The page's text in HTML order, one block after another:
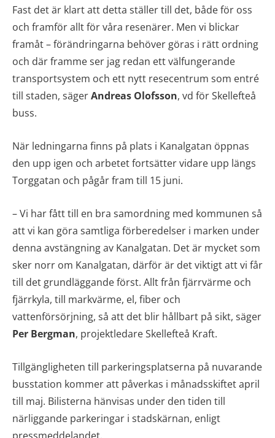
Fast det är klart att detta ställer till det, både för oss
och framför allt för våra resenärer. Men vi blickar
framåt – förändringarna behöver göras i rätt ordning
och där framme ser jag redan ett välfungerande
transportsystem och ett nytt resecentrum som entré
till staden, sägerAndreas Olofsson, vd för Skellefteå
buss.
När ledningarna finns på plats i Kanalgatan öppnas
den upp igen och arbetet fortsätter vidare upp längs
Torggatan och pågår fram till 15 juni.
– Vi har fått till en bra samordning med kommunen så
att vi kan göra samtliga förberedelser i marken under
denna avstängning av Kanalgatan. Det är mycket som
sker norr om Kanalgatan, därför är det viktigt att vi får
till det grundläggande först. Allt från fjärrvärme och
fjärrkyla, till markvärme, el, fiber och
vattenförsörjning, så att det blir hållbart på sikt, säger
Per Bergman, projektledare Skellefteå Kraft.
Tillgängligheten till parkeringsplatserna på nuvarande
busstation kommer att påverkas i månadsskiftet april
till maj. Bilisterna hänvisas under den tiden till
närliggande parkeringar i stadskärnan, enligt
pressmeddelandet.